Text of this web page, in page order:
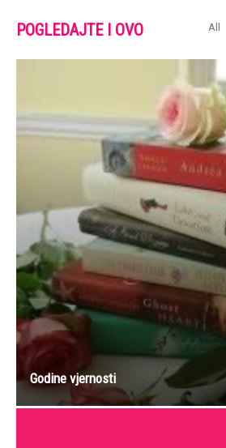
POGLEDAJTE I OVO All
Godine vjernosti